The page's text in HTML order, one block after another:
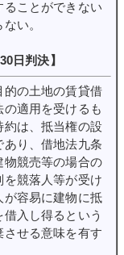
ることができない
い。
日判決】
的の土地の賃貸借
適用を受けるも
は、抵当権の設
あり、借地法九条
物競売等の場合の
競落人等が受け
が容易に建物に抵
入し得るという
せる意味を有す